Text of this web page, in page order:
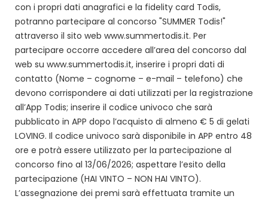
con i propri dati anagrafici e la fidelity card Todis,
potranno partecipare al concorso "SUMMER Todis!"
attraverso il sito web www.summertodis.it. Per
partecipare occorre accedere all’area del concorso dal
web su www.summertodis.it, inserire i propri dati di
contatto (Nome – cognome – e-mail – telefono) che
devono corrispondere ai dati utilizzati per la registrazione
all’App Todis; inserire il codice univoco che sarà
pubblicato in APP dopo l’acquisto di almeno € 5 di gelati
LOVING. Il codice univoco sarà disponibile in APP entro 48
ore e potrà essere utilizzato per la partecipazione al
concorso fino al 13/06/2026; aspettare l’esito della
partecipazione (HAI VINTO – NON HAI VINTO).
L’assegnazione dei premi sarà effettuata tramite un